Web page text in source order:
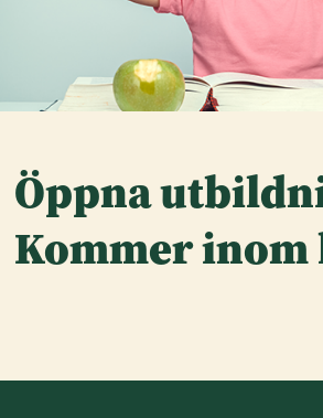
Öppna
Kommer